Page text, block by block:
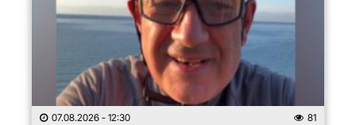
07.08.2026 - 12:30 81